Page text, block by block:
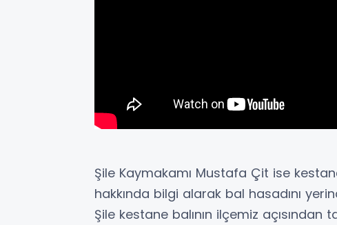
Şile Kaymakamı Mustafa Çit ise
hakkında bilgi alarak bal hasadını
Şile kestane balının ilçemiz açısından